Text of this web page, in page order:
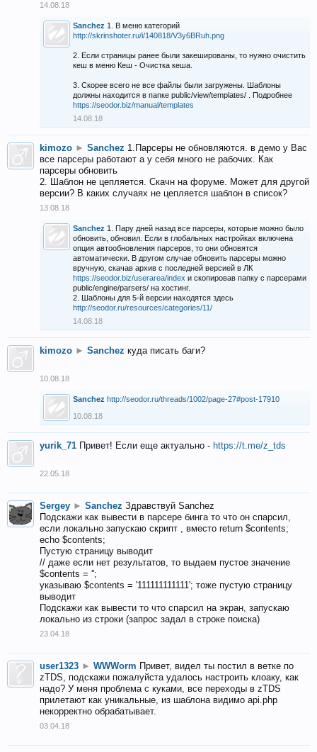
14.08.18
Sanchez 1. В меню категорий
http://skrinshoter.ru/i/140818/V3y6BRuh.png
2. Если страницы ранее были закешированы, то нужно очистить
кеш в меню Кеш - Очистка кеша.
3. Скорее всего не все файлы были загружены. Шаблоны
должны находится в папке public/view/templates/ . Подробнее
https://seodor.biz/manual/templates
14.08.18
kimozo ► Sanchez 1.Парсеры не обновляются. в демо у Вас
все парсеры работают а у себя много не рабочих. Как
парсеры обновить
2. Шаблон не цепляется. Скачн на форуме. Может для другой
версии? В каких случаях не цепляется шаблон в список?
13.08.18
Sanchez 1. Пару дней назад все парсеры, которые можно было
обновить, обновил. Если в глобальных настройках включена
опция автообновления парсеров, то они обновятся
автоматически. В другом случае обновить парсеры можно
вручную, скачав архив с последней версией в ЛК
https://seodor.biz/userarea/index и скопировав папку с парсерами
public/engine/parsers/ на хостинг.
2. Шаблоны для 5-й версии находятся здесь
http://seodor.ru/resources/categories/11/
14.08.18
kimozo ► Sanchez куда писать баги?
10.08.18
Sanchez http://seodor.ru/threads/1002/page-27#post-17910
10.08.18
yurik_71 Привет! Если еще актуально - https://t.me/z_tds
22.05.18
Sergey ► Sanchez Здравствуй Sanchez
Подскажи как вывести в парсере бинга то что он спарсил,
если локально запускаю скрипт , вместо return $contents;
echo $contents;
Пустую страницу выводит
// даже если нет результатов, то выдаем пустое значение
$contents = '';
указываю $contents = '111111111111'; тоже пустую страницу
выводит
Подскажи как вывести то что спарсил на экран, запускаю
локально из строки (запрос задал в строке поиска)
23.04.18
user1323 ► WWWorm Привет, видел ты постил в ветке по
zTDS, подскажи пожалуйста удалось настроить клоаку, как
надо? У меня проблема с куками, все переходы в zTDS
прилетают как уникальные, из шаблона видимо api.php
некорректно обрабатывает.
03.04.18